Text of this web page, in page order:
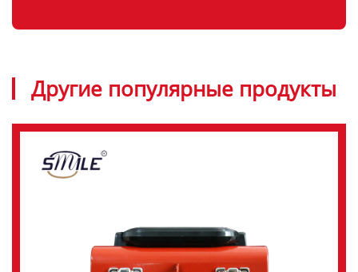
Другие популярные продукты